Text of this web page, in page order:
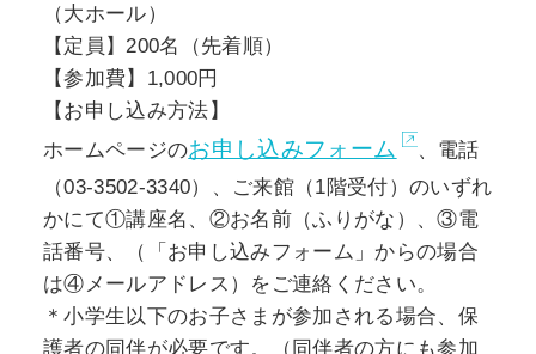
（大ホール）
【定員】200名（先着順）
【参加費】1,000円
【お申し込み方法】
ホームページのお申し込みフォーム
、電話
（03-3502-3340）、ご来館（1階受付）のいずれ
かにて①講座名、②お名前（ふりがな）、③電
話番号、（「お申し込みフォーム」からの場合
は④メールアドレス）をご連絡ください。
＊小学生以下のお子さまが参加される場合、保
護者の同伴が必要です。（同伴者の方にも参加